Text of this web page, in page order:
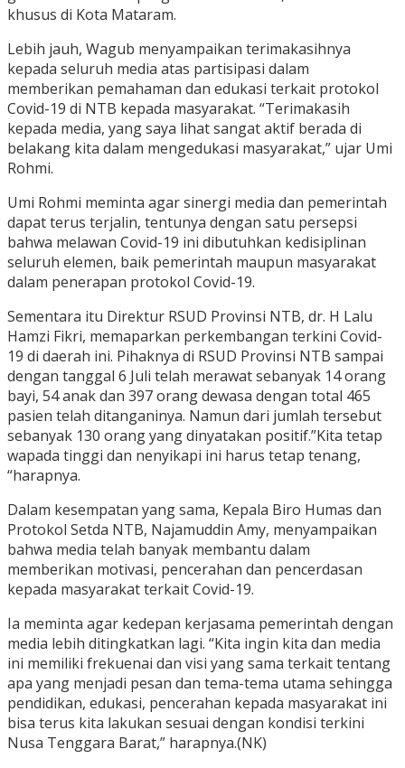
khusus di Kota Mataram.
Lebih jauh, Wagub menyampaikan terimakasihnya
kepada seluruh media atas partisipasi dalam
memberikan pemahaman dan edukasi terkait protokol
Covid-19 di NTB kepada masyarakat. “Terimakasih
kepada media, yang saya lihat sangat aktif berada di
belakang kita dalam mengedukasi masyarakat,” ujar Umi
Rohmi.
Umi Rohmi meminta agar sinergi media dan pemerintah
dapat terus terjalin, tentunya dengan satu persepsi
bahwa melawan Covid-19 ini dibutuhkan kedisiplinan
seluruh elemen, baik pemerintah maupun masyarakat
dalam penerapan protokol Covid-19.
Sementara itu Direktur RSUD Provinsi NTB, dr. H Lalu
Hamzi Fikri, memaparkan perkembangan terkini Covid-
19 di daerah ini. Pihaknya di RSUD Provinsi NTB sampai
dengan tanggal 6 Juli telah merawat sebanyak 14 orang
bayi, 54 anak dan 397 orang dewasa dengan total 465
pasien telah ditanganinya. Namun dari jumlah tersebut
sebanyak 130 orang yang dinyatakan positif.”Kita tetap
wapada tinggi dan nenyikapi ini harus tetap tenang,
“harapnya.
Dalam kesempatan yang sama, Kepala Biro Humas dan
Protokol Setda NTB, Najamuddin Amy, menyampaikan
bahwa media telah banyak membantu dalam
memberikan motivasi, pencerahan dan pencerdasan
kepada masyarakat terkait Covid-19.
Ia meminta agar kedepan kerjasama pemerintah dengan
media lebih ditingkatkan lagi. “Kita ingin kita dan media
ini memiliki frekuenai dan visi yang sama terkait tentang
apa yang menjadi pesan dan tema-tema utama sehingga
pendidikan, edukasi, pencerahan kepada masyarakat ini
bisa terus kita lakukan sesuai dengan kondisi terkini
Nusa Tenggara Barat,” harapnya.(NK)